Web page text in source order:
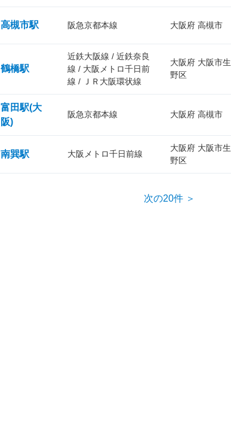
高槻市駅 阪急京都本線 大阪府 高槻市
鶴橋駅
近鉄大阪線 / 近鉄奈良
線 / 大阪メトロ千日前
線 / ＪＲ大阪環状線
大阪府 大阪市生
野区
富田駅(大
阪)
阪急京都本線 大阪府 高槻市
南巽駅 大阪メトロ千日前線
大阪府 大阪市生
野区
次の20件 ＞